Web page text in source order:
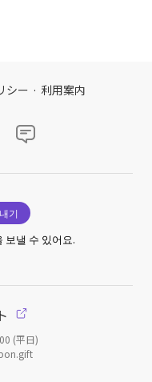
シー · 利用案内
기
보낼 수 있어요.
(平日)